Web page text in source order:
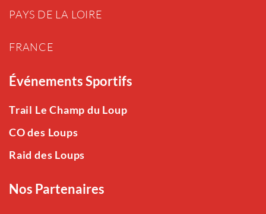
PAYS DE LA LOIRE
FRANCE
Événements Sportifs
Trail Le Champ du Loup
CO des Loups
Raid des Loups
Nos Partenaires